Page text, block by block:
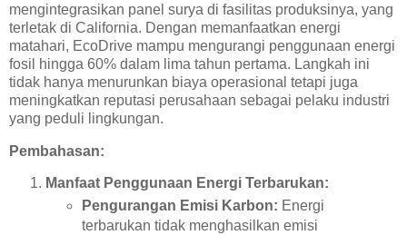
mengintegrasikan panel surya di fasilitas produksinya, yang
terletak di California. Dengan memanfaatkan energi
matahari, EcoDrive mampu mengurangi penggunaan energi
fosil hingga 60% dalam lima tahun pertama. Langkah ini
tidak hanya menurunkan biaya operasional tetapi juga
meningkatkan reputasi perusahaan sebagai pelaku industri
yang peduli lingkungan.
Pembahasan:
Manfaat Penggunaan Energi Terbarukan:
Pengurangan Emisi Karbon: Energi
terbarukan tidak menghasilkan emisi